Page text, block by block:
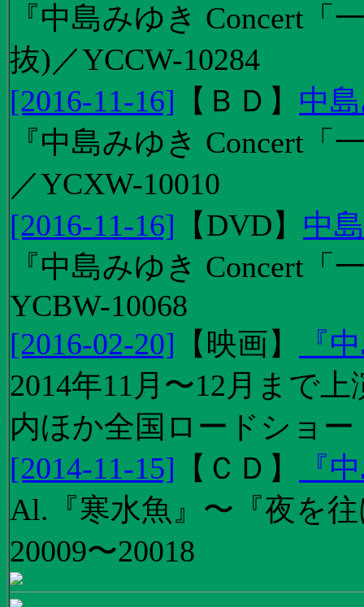
『中島みゆき Concert
抜)／YCCW-10284
[2016-11-16] 【 ＢＤ 】 中
『中島みゆき Concert
／YCXW-10010
[2016-11-16] 【DVD】 中
『中島みゆき Concert
YCBW-10068
[2016-02-20] 【 映画】
『
2014年11月〜12月まで
内ほか全国ロードショー
[2014-11-15] 【 ＣＤ 】
『
Al.『寒水魚』〜『夜を
20009〜20018